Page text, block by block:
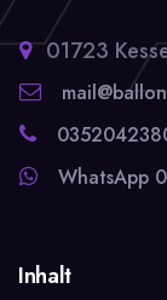
01723
WhatsApp
Inhalt